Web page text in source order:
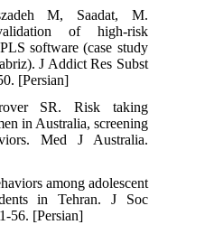
M, Saadat, M.
of high-risk
PLS software (case study
J Addict Res Subst
[Persian]
SR. Risk taking
in Australia, screening
Med J Australia.
among adolescent
in Tehran. J Soc
56. [Persian]